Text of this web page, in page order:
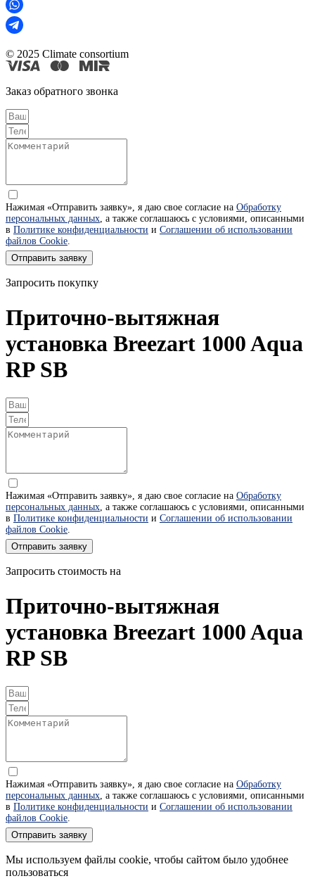
© 2025 Climate consortium
Заказ обратного звонка
Нажимая «Отправить заявку», я даю свое согласие на Обработку
персональных данных, а также соглашаюсь с условиями, описанными
в Политике конфиденциальности и Соглашении об использовании
файлов Cookie.
Отправить заявку
Запросить покупку
Приточно-вытяжная
установка Breezart 1000 Aqua
RP SB
Нажимая «Отправить заявку», я даю свое согласие на Обработку
персональных данных, а также соглашаюсь с условиями, описанными
в Политике конфиденциальности и Соглашении об использовании
файлов Cookie.
Отправить заявку
Запросить стоимость на
Приточно-вытяжная
установка Breezart 1000 Aqua
RP SB
Нажимая «Отправить заявку», я даю свое согласие на Обработку
персональных данных , а также соглашаюсь с условиями, описанными
в Политике конфиденциальности и Соглашении об использовании
файлов Cookie
Отправить заявку
Мы используем файлы cookie, чтобы сайтом было удобнее
пользоваться